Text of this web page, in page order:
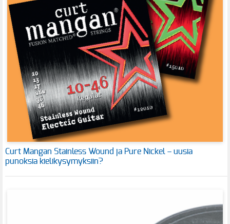
Curt Mangan Stainless Wound ja Pure Nickel – uusia
punoksia kielikysymyksiin?